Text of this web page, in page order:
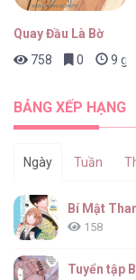
Quay Đầu Là Bờ
758
0 9
BẢNG XẾP HẠNG
Ngày Tuần
Bí Mật
158
Tuyển tập